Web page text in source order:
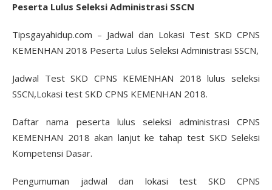
Peserta Lulus Seleksi Administrasi SSCN
Tipsgayahidup.com – Jadwal dan Lokasi Test SKD CPNS
KEMENHAN 2018 Peserta Lulus Seleksi Administrasi SSCN,
Jadwal Test SKD CPNS KEMENHAN 2018 lulus seleksi
SSCN,Lokasi test SKD CPNS KEMENHAN 2018.
Daftar nama peserta lulus seleksi administrasi CPNS
KEMENHAN 2018 akan lanjut ke tahap test SKD Seleksi
Kompetensi Dasar.
Pengumuman jadwal dan lokasi test SKD CPNS